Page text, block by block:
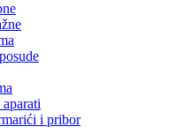
i pribor